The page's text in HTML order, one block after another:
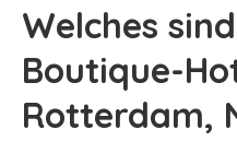
Welches
Boutique-
Rotterdam,